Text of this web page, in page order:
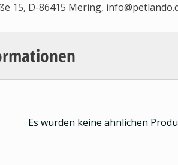
15, D-86415 Mering,
Es wurden keine ähnlichen